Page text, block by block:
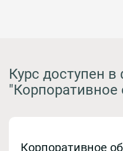
Курс доступен
"Корпоративное
Корпоративное